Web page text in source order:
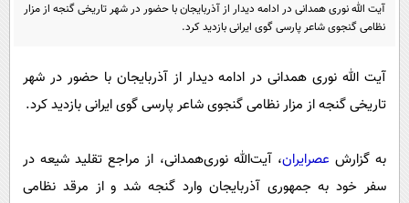
سفر و تفریح
علمی
گوناگون
باشگاه مغز
مجله تصویری سلاح
اقتصاد
ورزش
عصر ایران 2
خواندنی ها و دیدنی ها
پیامک
آموزش زبان
آیت الله نوری همدانی در ادامه دیدار از آذربایجان با حضور در شهر تاریخی گنجه از مزار
نظامی گنجوی شاعر پارسی گوی ایرانی بازدید کرد.
آیت الله نوری همدانی در ادامه دیدار از آذربایجان با حضور در شهر
تاریخی گنجه از مزار نظامی گنجوی شاعر پارسی گوی ایرانی بازدید کرد.
به گزارش عصرایران، آیت‌الله‌ نوری‌همدانی، از مراجع تقلید شیعه در
سفر خود به جمهوری آذربایجان وارد گنجه شد و از مرقد نظامی